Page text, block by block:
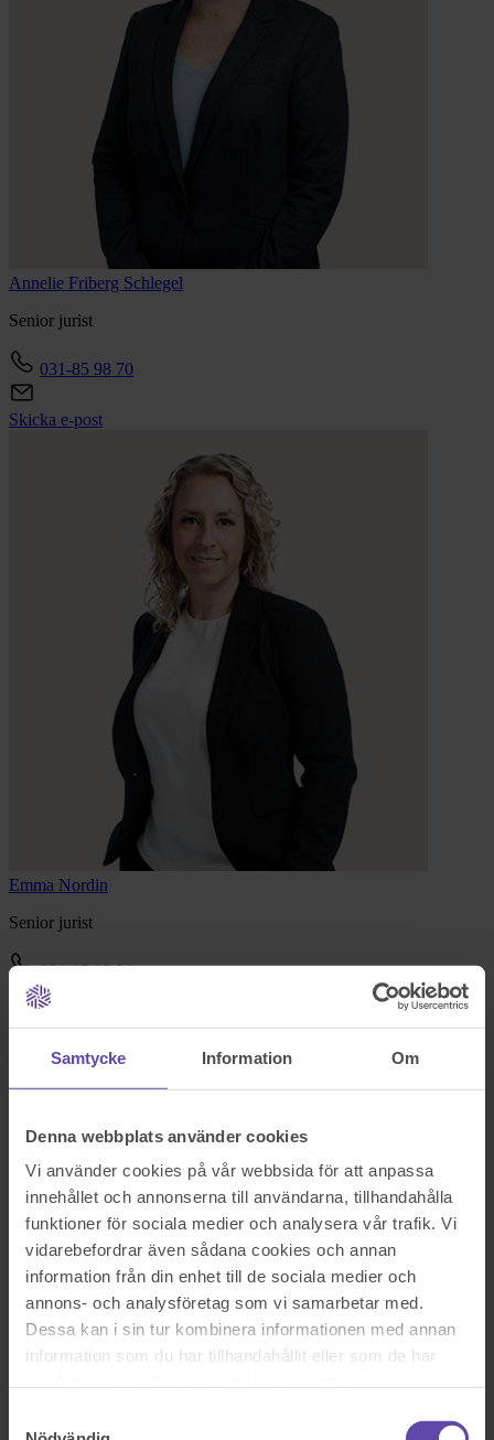
Samtycke Information Om
Denna webbplats använder cookies
Vi använder cookies på vår webbsida för att anpassa
innehållet och annonserna till användarna, tillhandahålla
funktioner för sociala medier och analysera vår trafik. Vi
vidarebefordrar även sådana cookies och annan
information från din enhet till de sociala medier och
annons- och analysföretag som vi samarbetar med.
Dessa kan i sin tur kombinera informationen med annan
information som du har tillhandahållit eller som de har
Annelie Friberg Schlegel
Senior jurist
031-85 98 70
Skicka e-post
Emma Nordin
Senior jurist
031-85 98 34